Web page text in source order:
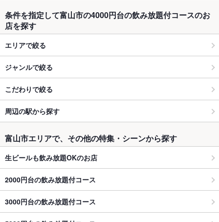
条件を指定して富山市の4000円台の飲み放題付コースのお
店を探す
エリアで絞る
ジャンルで絞る
こだわりで絞る
周辺の駅から探す
富山市エリアで、その他の特集・シーンから探す
生ビールも飲み放題OKのお店
2000円台の飲み放題付コース
3000円台の飲み放題付コース